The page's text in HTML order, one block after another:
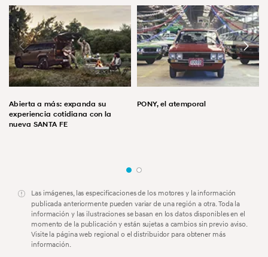
Abierta a más: expanda su
experiencia cotidiana con la
nueva SANTA FE
PONY, el atemporal
Las imágenes, las especificaciones de los motores y la información
publicada anteriormente pueden variar de una región a otra. Toda la
información y las ilustraciones se basan en los datos disponibles en el
momento de la publicación y están sujetas a cambios sin previo aviso.
Visite la página web regional o el distribuidor para obtener más
información.